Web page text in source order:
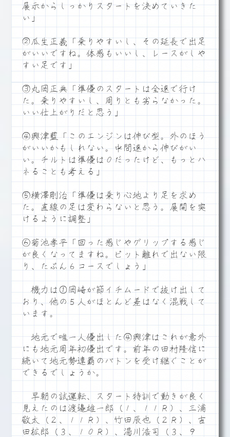
展示からしっかりスタートを決めていきた
い」
②瓜生正義「乗りやすいし、その延長で出足
がいいですね。体感もいいし、レースがしや
すい足です」
③丸岡正典「準優のスタートは全速で行け
た。乗りやすいし、周りとも劣らなかった。
いい仕上がりだと思う」
④興津藍「このエンジンは伸び型。外のほう
がいいかもしれない。中間速から伸びがい
い。チルトは準優は０だったけど、もっとハ
ネることも考える」
⑤横澤剛治「準優は乗り心地より足を求め
た。直線の足は変わらないと思う。展開を突
けるように調整」
⑥菊池孝平「回った感じやグリップする感じ
が良くなってますね。ピット離れで出ない限
り、たぶん６コースでしょう」
機力は①岡崎が節イチムードで抜け出して
おり、他の５人がほとんど差はなく混戦して
います。
地元で唯一人優出した④興津はこれが意外
にも地元周年初優出です。前年の田村隆信に
続いて地元勢連覇のバトンを受け継ぐことが
できるでしょうか。
早朝の試運転、スタート特訓で動きが良く
見えたのは渡邉雄一郎（１、１１Ｒ）、三浦
敬太（２、１１Ｒ）、竹田辰也（２Ｒ）、吉
田拡郎（３、１０Ｒ）、湯川浩司（３、９